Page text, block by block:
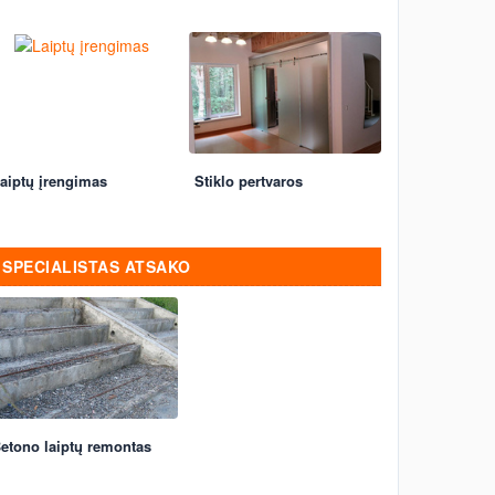
įrengimas Stiklo pertvaros
SPECIALISTAS ATSAKO
laiptų remontas